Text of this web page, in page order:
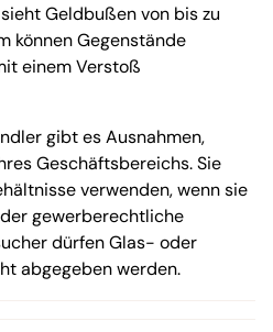
Geldbußen von bis zu
können Gegenstände
einem Verstoß
gibt es Ausnahmen,
Geschäftsbereichs. Sie
verwenden, wenn sie
gewerberechtliche
dürfen Glas- oder
abgegeben werden.